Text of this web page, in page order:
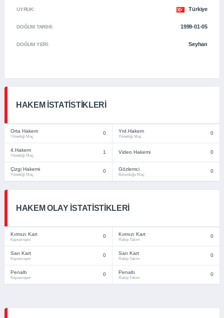
UYRUK: Türkiye
DOĞUM TARIHI: 1999-01-05
DOĞUM YERI: Seyhan
HAKEM İSTATISTIKLERI
Orta Hakem
Yönettiği Maç
0 Yrd.Hakem
Yönettiği Maç
0
4.Hakem
Yönettiği Maç
1 Video Hakemi 0
Çizgi Hakemi
Yönettiği Maç
0 Gözlemci
Bulunduğu Maç
0
HAKEM OLAY İSTATISTIKLERI
Kırmızı Kart
Kayserispor
0 Kırmızı Kart
Rakip Takım
0
Sarı Kart
Kayserispor
0 Sarı Kart
Rakip Takım
0
Penaltı
Kayserispor
0 Penaltı
Rakip Takım
0